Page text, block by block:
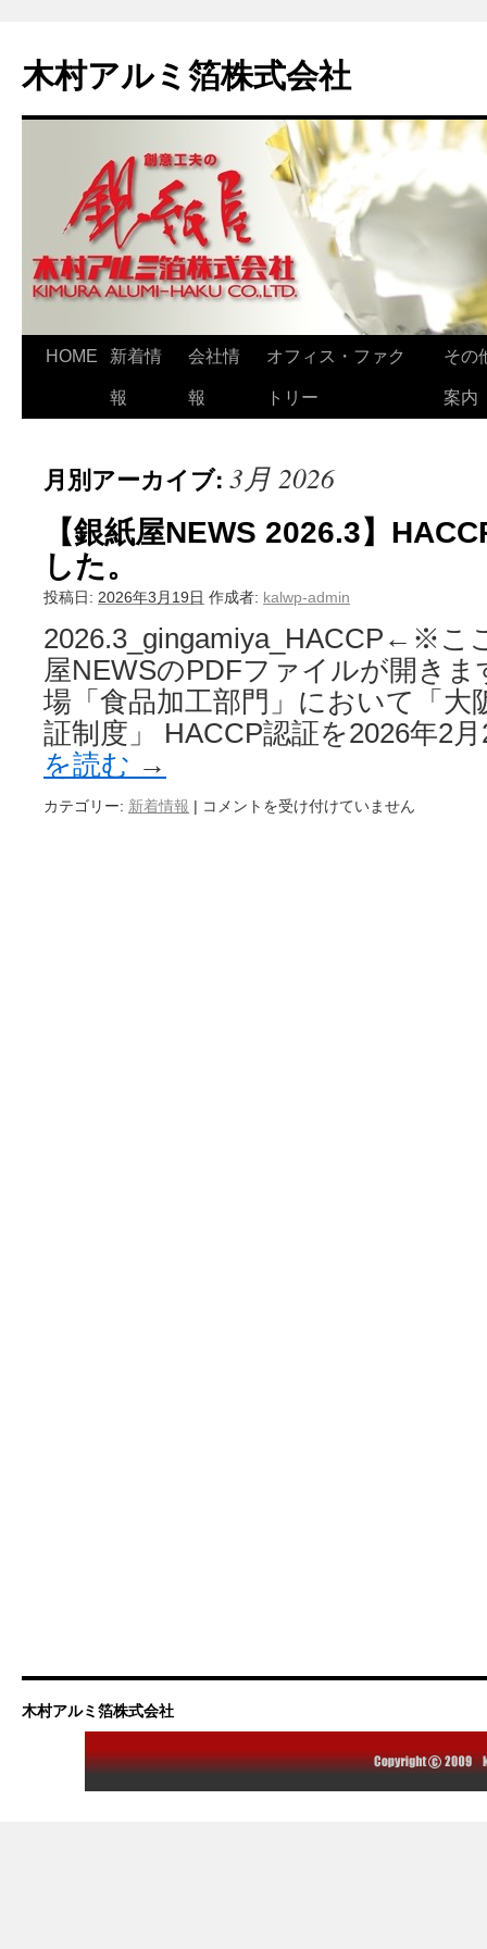
木村アルミ箔株式会社
HOME 新着情
報
会社情
報
オフィス・ファク
トリー
その
案内
月別アーカイブ: 3月 2026
【銀紙屋NEWS 2026.3】
した。
投稿日: 2026年3月19日 作成者: kalwp-admin
2026.3_gingamiya_HACCP←※こ
屋NEWSのPDFファイルが開きま
場「食品加工部門」において「大
証制度」 HACCP認証を2026年2
を読む →
カテゴリー: 新着情報 | コメントを受け付けていません
木村アルミ箔株式会社